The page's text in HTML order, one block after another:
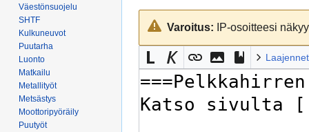
Siirry
navigaatioon
Siirry
hakuunVaroitus: IP-osoitteesi
Väestönsuojelu
SHTF
Kulkuneuvot
Puutarha
Luonto
Matkailu
Metallityöt
Metsästys
Moottoripyöräily
Puutyöt